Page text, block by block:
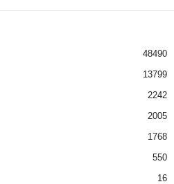
48490
13799
2242
2005
1768
550
16